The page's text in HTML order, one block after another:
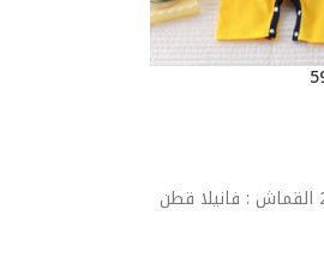
اوفر صيف 2025 القماش : فانيلا قطن